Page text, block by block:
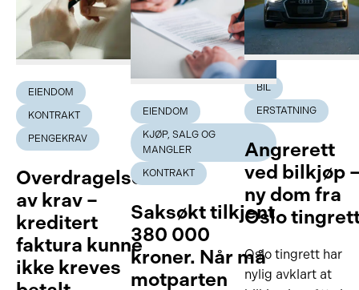
EIENDOM
KONTRAKT
PENGEKRAV
Overdragelse
av krav –
kreditert
faktura kunne
ikke kreves
EIENDOM
KJØP, SALG OG
MANGLER
KONTRAKT
Saksøkt tilkjent
380 000
kroner. Når må
motparten
BIL
ERSTATNING
Angrerett
ved bilkjøp
ny dom fra
Oslo
Oslo tingrett har
nylig avklart at